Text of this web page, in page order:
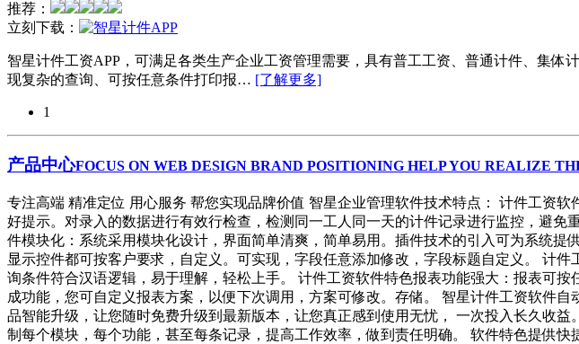
推荐：
立刻下载：
智星计件工资APP，可满足各类生产企业工资管理需要，具有普工工资、普通计件、集
现复杂的查询、可按任意条件打印报… [了解更多]
1
产品中心FOCUS ON WEB DESIGN BRAND POSITIONING HELP YOU REALIZE
专注高端 精准定位 用心服务 帮您实现品牌价值 智星企业管理软件技术特点： 计件工资
好提示。对录入的数据进行有效行检查，检测同一工人同一天的计件记录进行监控，避
件模块化：系统采用模块化设计，界面简单清爽，简单易用。插件技术的引入可为系统
显示控件都可按客户要求，自定义。可实现，字段任意添加修改，字段标题自定义。 计
询条件符合汉语逻辑，易于理解，轻松上手。 计件工资软件特色报表功能强大：报表可
成功能，您可自定义报表方案，以便下次调用，方案可修改。存储。 智星计件工资软件
品智能升级，让您随时免费升级到最新版本，让您真正感到使用无忧， 一次投入长久收
制每个模块，每个功能，甚至每条记录，提高工作效率，做到责任明确。 软件特色提供